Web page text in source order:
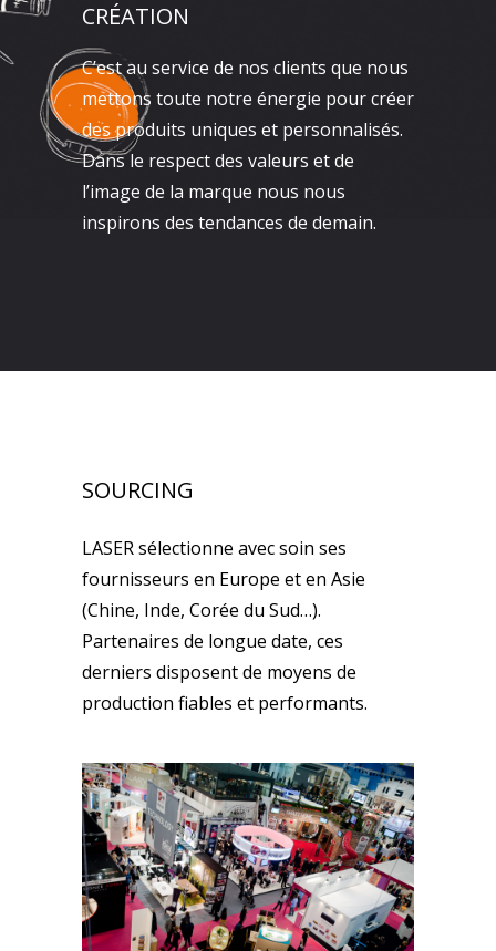
CRÉATION
C’est au service de nos clients que nous
mettons toute notre énergie pour créer
des produits uniques et personnalisés.
Dans le respect des valeurs et de
l’image de la marque nous nous
inspirons des tendances de demain.
SOURCING
LASER sélectionne avec soin ses
fournisseurs en Europe et en Asie
(Chine, Inde, Corée du Sud…).
Partenaires de longue date, ces
derniers disposent de moyens de
production fiables et performants.